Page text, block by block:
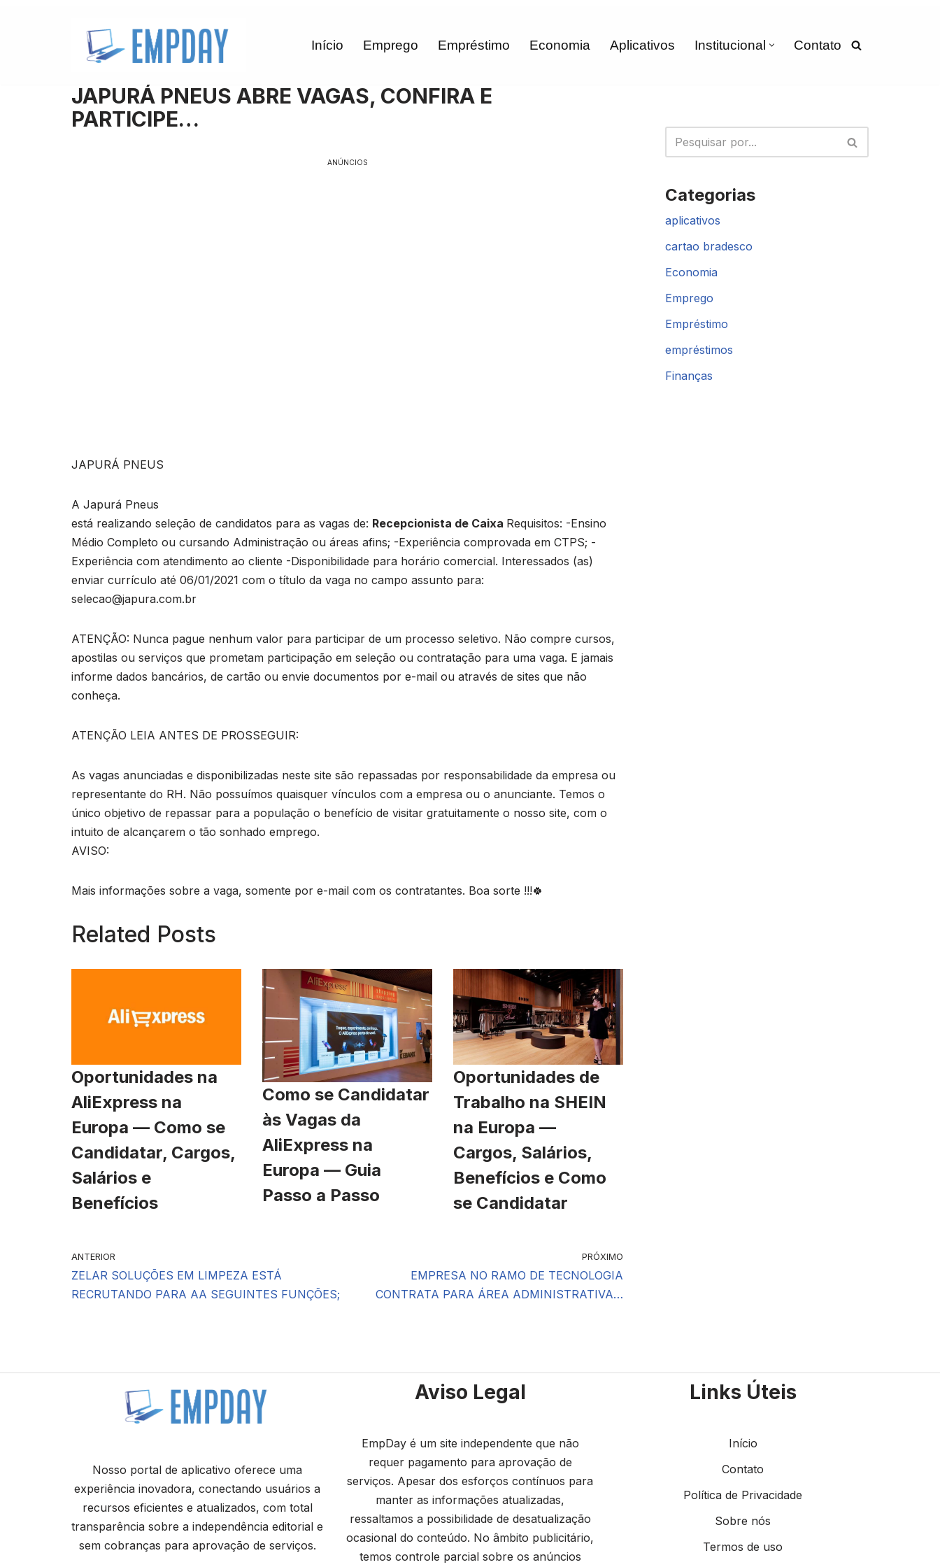
Início Emprego Empréstimo Economia Aplicativos Institucional Contato
JAPURÁ PNEUS ABRE VAGAS, CONFIRA E
PARTICIPE…
ANÚNCIOS
JAPURÁ PNEUS
A Japurá Pneus
está realizando seleção de candidatos para as vagas de: Recepcionista de Caixa Requisitos: -Ensino
Médio Completo ou cursando Administração ou áreas afins; -Experiência comprovada em CTPS; -
Experiência com atendimento ao cliente -Disponibilidade para horário comercial. Interessados (as)
enviar currículo até 06/01/2021 com o título da vaga no campo assunto para:
selecao@japura.com.br
ATENÇÃO: Nunca pague nenhum valor para participar de um processo seletivo. Não compre cursos,
apostilas ou serviços que prometam participação em seleção ou contratação para uma vaga. E jamais
informe dados bancários, de cartão ou envie documentos por e-mail ou através de sites que não
conheça.
ATENÇÃO LEIA ANTES DE PROSSEGUIR:
As vagas anunciadas e disponibilizadas neste site são repassadas por responsabilidade da empresa ou
representante do RH. Não possuímos quaisquer vínculos com a empresa ou o anunciante. Temos o
único objetivo de repassar para a população o benefício de visitar gratuitamente o nosso site, com o
intuito de alcançarem o tão sonhado emprego.
AVISO:
Mais informações sobre a vaga, somente por e-mail com os contratantes. Boa sorte !!!🍀
Related Posts
Oportunidades na
AliExpress na
Europa — Como se
Candidatar, Cargos,
Salários e
Benefícios
Como se Candidatar
às Vagas da
AliExpress na
Europa — Guia
Passo a Passo
Oportunidades de
Trabalho na SHEIN
na Europa —
Cargos, Salários,
Benefícios e Como
se Candidatar
ANTERIOR
ZELAR SOLUÇÕES EM LIMPEZA ESTÁ
RECRUTANDO PARA AA SEGUINTES FUNÇÕES;
PRÓXIMO
EMPRESA NO RAMO DE TECNOLOGIA
CONTRATA PARA ÁREA ADMINISTRATIVA…
Categorias
aplicativos
cartao bradesco
Economia
Emprego
Empréstimo
empréstimos
Finanças
Nosso portal de aplicativo oferece uma
experiência inovadora, conectando usuários a
recursos eficientes e atualizados, com total
transparência sobre a independência editorial e
sem cobranças para aprovação de serviços.
Aviso Legal
EmpDay é um site independente que não
requer pagamento para aprovação de
serviços. Apesar dos esforços contínuos para
manter as informações atualizadas,
ressaltamos a possibilidade de desatualização
ocasional do conteúdo. No âmbito publicitário,
temos controle parcial sobre os anúncios
Links Úteis
Início
Contato
Política de Privacidade
Sobre nós
Termos de uso